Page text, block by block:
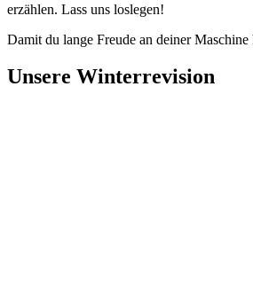
erzählen. Lass uns loslegen!
Damit du lange Freude an deiner Maschine
Unsere Winterrevision